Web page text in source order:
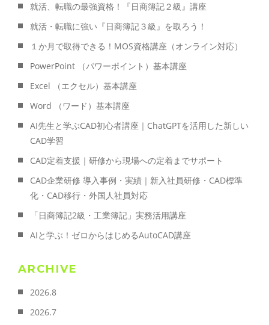
就活、転職の最強資格！『日商簿記２級』講座
就活・転職に強い『日商簿記３級』を取ろう！
１か月で取得できる！MOS資格講座（オンライン対応）
PowerPoint （パワーポイント）基本講座
Excel （エクセル）基本講座
Word （ワード）基本講座
AI先生と学ぶCAD初心者講座｜ChatGPTを活用した新しい
CAD学習
CAD定着支援｜研修から現場への定着までサポート
CAD企業研修 導入事例・実績｜新入社員研修・CAD標準
化・CAD移行・外国人社員対応
「日商簿記2級・工業簿記」実務活用講座
AIと学ぶ！ゼロからはじめるAutoCAD講座
ARCHIVE
2026.8
2026.7